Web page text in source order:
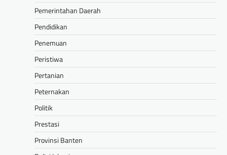
Pemerintahan Daerah
Pendidikan
Penemuan
Peristiwa
Pertanian
Peternakan
Politik
Prestasi
Provinsi Banten